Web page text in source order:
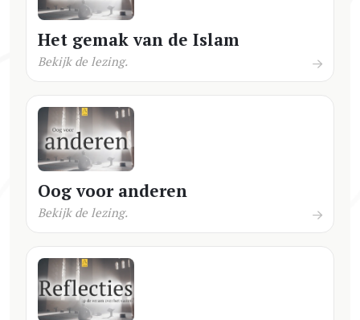
Het gemak van de Islam
Bekijk de lezing.
Oog voor anderen
Bekijk de lezing.